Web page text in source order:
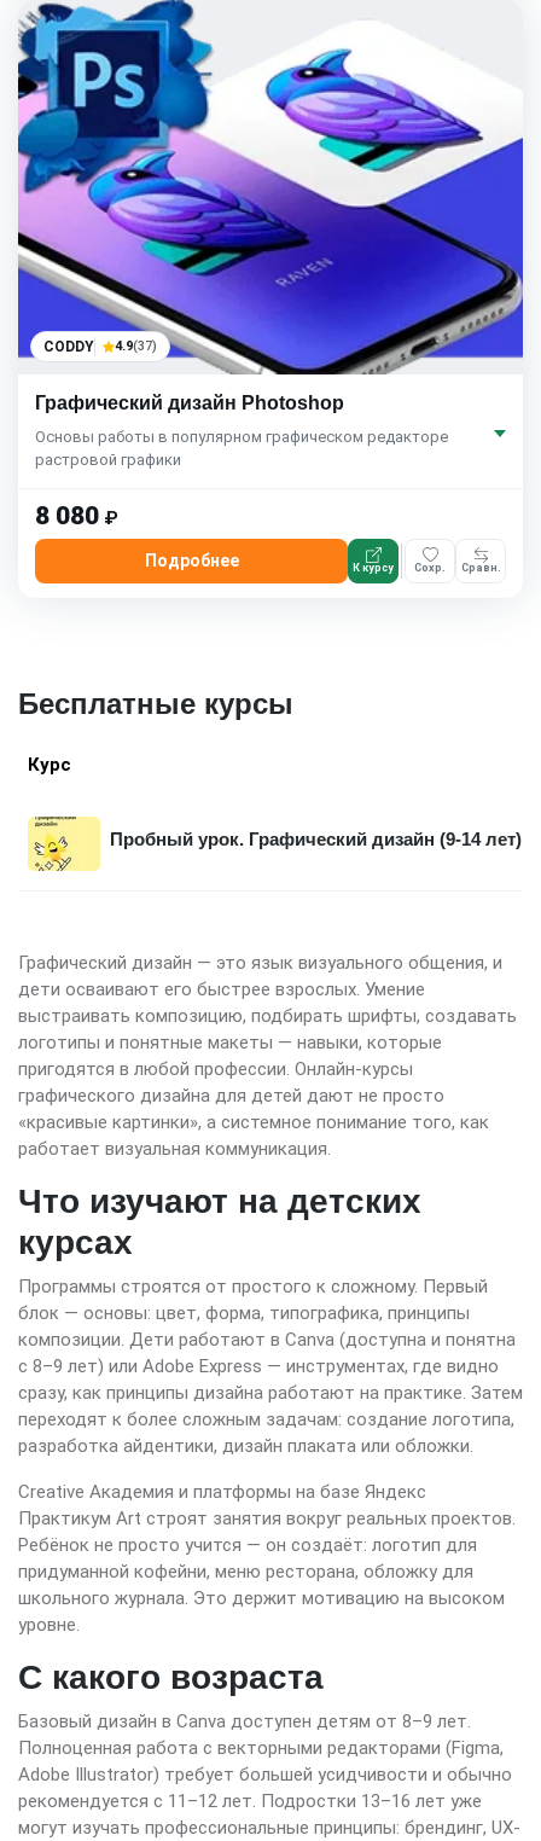
CODDY 4.9(37)
Графический дизайн Photoshop
Основы работы в популярном графическом редакторе
растровой графики
8 080 ₽
Подробнее К курсу Сохр. Сравн.
Бесплатные курсы
Курс
Пробный урок. Графический дизайн (9-14 лет)
Графический дизайн — это язык визуального общения, и
дети осваивают его быстрее взрослых. Умение
выстраивать композицию, подбирать шрифты, создавать
логотипы и понятные макеты — навыки, которые
пригодятся в любой профессии. Онлайн-курсы
графического дизайна для детей дают не просто
«красивые картинки», а системное понимание того, как
работает визуальная коммуникация.
Что изучают на детских
курсах
Программы строятся от простого к сложному. Первый
блок — основы: цвет, форма, типографика, принципы
композиции. Дети работают в Canva (доступна и понятна
с 8–9 лет) или Adobe Express — инструментах, где видно
сразу, как принципы дизайна работают на практике. Затем
переходят к более сложным задачам: создание логотипа,
разработка айдентики, дизайн плаката или обложки.
Creative Академия и платформы на базе Яндекс
Практикум Art строят занятия вокруг реальных проектов.
Ребёнок не просто учится — он создаёт: логотип для
придуманной кофейни, меню ресторана, обложку для
школьного журнала. Это держит мотивацию на высоком
уровне.
С какого возраста
Базовый дизайн в Canva доступен детям от 8–9 лет.
Полноценная работа с векторными редакторами (Figma,
Adobe Illustrator) требует большей усидчивости и обычно
рекомендуется с 11–12 лет. Подростки 13–16 лет уже
могут изучать профессиональные принципы: брендинг, UX-